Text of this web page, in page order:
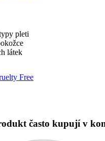
pleti
látek
Free
často kupují v